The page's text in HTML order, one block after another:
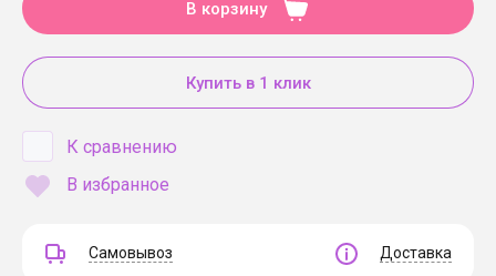
В корзину
Купить в 1 клик
К сравнению
В избранное
Самовывоз Доставка